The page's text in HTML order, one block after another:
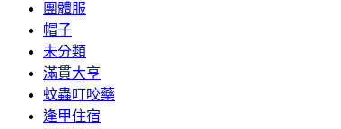
團體服
帽子
未分類
滿貫大亨
蚊蟲叮咬藥
逢甲住宿